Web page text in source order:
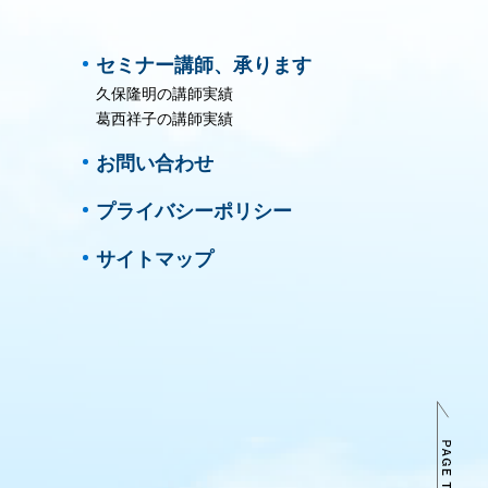
セミナー講師、承ります
久保隆明の講師実績
葛西祥子の講師実績
お問い合わせ
プライバシーポリシー
サイトマップ